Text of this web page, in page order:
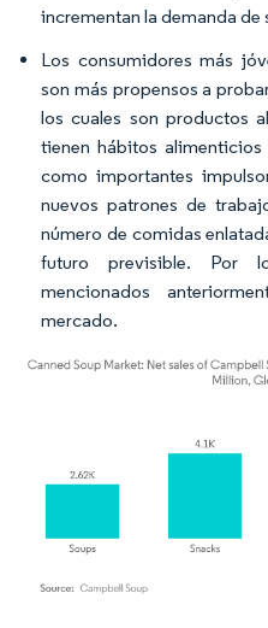
incrementan la demanda de
Los consumidores más
son más propensos a
los cuales son productos
tienen hábitos
como importantes
nuevos patrones de
número de comidas
futuro previsible. Por
mencionados
mercado.